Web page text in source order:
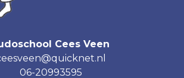
Cees Veen
06-20993595